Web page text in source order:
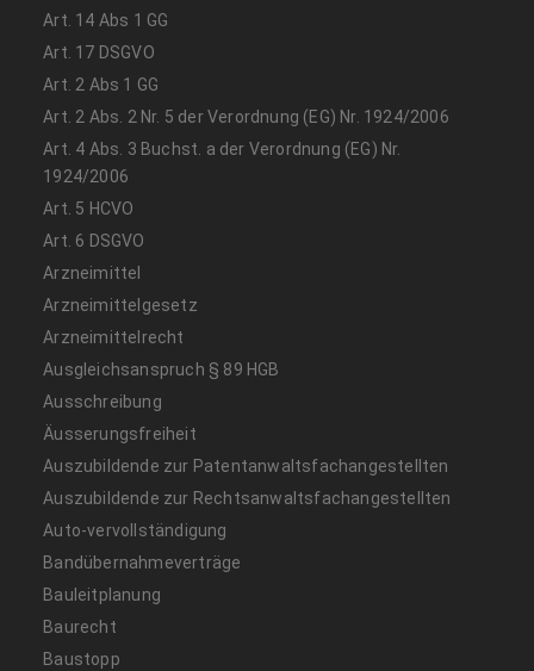
Art. 14 Abs 1 GG
Art. 17 DSGVO
Art. 2 Abs 1 GG
Art. 2 Abs. 2 Nr. 5 der Verordnung (EG) Nr. 1924/2006
Art. 4 Abs. 3 Buchst. a der Verordnung (EG) Nr.
1924/2006
Art. 5 HCVO
Art. 6 DSGVO
Arzneimittel
Arzneimittelgesetz
Arzneimittelrecht
Ausgleichsanspruch § 89 HGB
Ausschreibung
Äusserungsfreiheit
Auszubildende zur Patentanwaltsfachangestellten
Auszubildende zur Rechtsanwaltsfachangestellten
Auto-vervollständigung
Bandübernahmeverträge
Bauleitplanung
Baurecht
Baustopp